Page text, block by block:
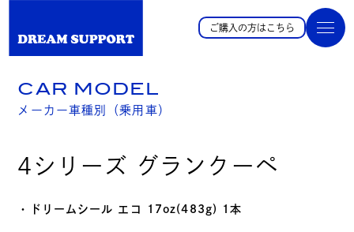
ご購入の方はこちら
CAR MODEL
メーカー車種別（乗用車）
4シリーズ グランクーペ
・ドリームシール エコ 17oz(483g) 1本